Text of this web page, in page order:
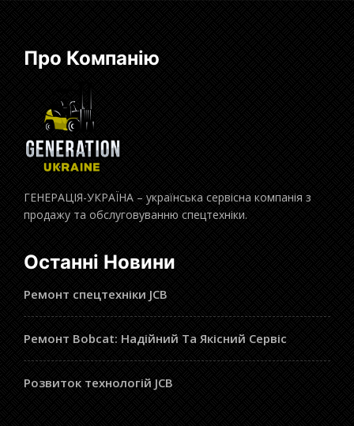
Про Компанію
ГЕНЕРАЦІЯ-УКРАЇНА – українська сервісна компанія з
продажу та обслуговуванню спецтехніки.
Останні Новини
Ремонт спецтехніки JCB
Ремонт Bobcat: Надійний Та Якісний Сервіс
Розвиток технологій JCB